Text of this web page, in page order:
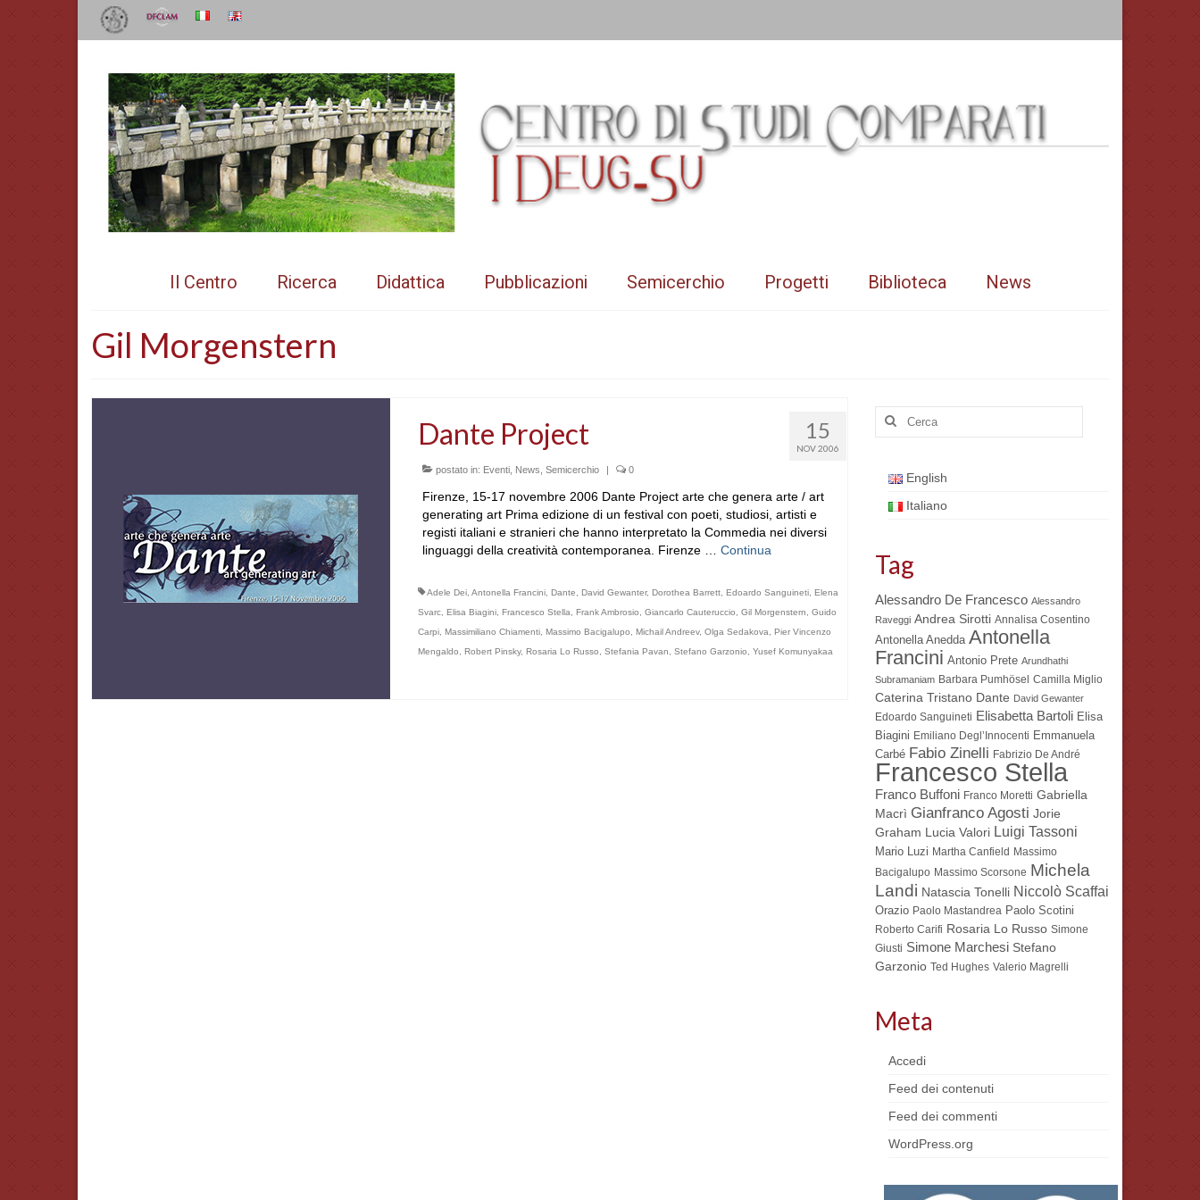
Il Centro Ricerca Didattica Pubblicazioni Semicerchio Progetti Biblioteca News
Gil Morgenstern
15
NOV 2006
Dante Project
postato in: Eventi, News Semicerchio | 0
Firenze, 15-17 novembre 2006 Dante Project arte che genera arte / art
generating art Prima edizione di un festival con poeti, studiosi, artisti e
registi italiani e stranieri che hanno interpretato la Commedia nei diversi
linguaggi della creatività contemporanea. Firenze … Continua
Adele Dei, Antonella Francini, Dante David Gewanter, Dorothea Barrett, Edoardo Sanguineti, Elena
Svarc, Elisa Biagini, Francesco Stella Frank Ambrosio Giancarlo Cauteruccio Gil Morgenstern
Guido
Carpi, Massimiliano Chiamenti, Massimo Bacigalupo Michail Andreev, Olga Sedakova
Pier Vincenzo
Mengaldo
Robert Pinsky, Rosaria Lo Russo Stefania Pavan Stefano Garzonio Yusef Komunyakaa
Cerca:
English
Italiano
Tag
Alessandro De Francesco Alessandro
Raveggi Andrea Sirotti Annalisa Cosentino
Antonella Anedda Antonella
Francini Antonio Prete Arundhathi
Subramaniam Barbara Pumhösel Camilla Miglio
Caterina Tristano Dante David Gewanter
Edoardo Sanguineti Elisabetta Bartoli Elisa
Biagini Emiliano Degl’Innocenti Emmanuela
Carbé Fabio Zinelli Fabrizio De André
Francesco Stella
Franco Buffoni Franco Moretti Gabriella
Macrì Gianfranco Agosti Jorie
Graham Lucia Valori Luigi Tassoni
Mario Luzi Martha Canfield Massimo
Bacigalupo Massimo Scorsone Michela
Landi Natascia Tonelli Niccolò Scaffai
Orazio Paolo Mastandrea Paolo Scotini
Roberto Carifi Rosaria Lo Russo Simone
Giusti Simone Marchesi Stefano
Garzonio Ted Hughes Valerio Magrelli
Meta
Accedi
Feed dei contenuti
Feed dei commenti
WordPress.org